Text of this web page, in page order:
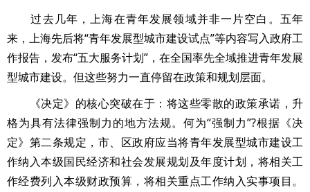
过去几年，上海在青年发展领域并非一片空白。五年
来，上海先后将“青年发展型城市建设试点”等内容写入政府工
作报告，发布“五大服务计划”，在全国率先全域推进青年发展
型城市建设。但这些努力一直停留在政策和规划层面。
《决定》的核心突破在于：将这些零散的政策承诺，升
格为具有法律强制力的地方法规。何为“强制力”?根据《决
定》第二条规定，市、区政府应当将青年发展型城市建设工
作纳入本级国民经济和社会发展规划及年度计划，将相关工
作经费列入本级财政预算，将相关重点工作纳入实事项目。